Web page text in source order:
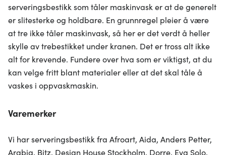
serveringsbestikk som tåler maskinvask er at de generelt
er slitesterke og holdbare. En grunnregel pleier å være
at tre ikke tåler maskinvask, så her er det verdt å heller
skylle av trebestikket under kranen. Det er tross alt ikke
alt for krevende. Fundere over hva som er viktigst, at du
kan velge fritt blant materialer eller at det skal tåle å
vaskes i oppvaskmaskin.
Varemerker
Vi har serveringsbestikk fra Afroart, Aida, Anders Petter,
Arabia, Bitz, Design House Stockholm, Dorre, Eva Solo,